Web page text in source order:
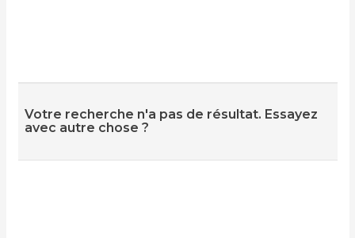
Votre recherche n'a pas de résultat. Essayez
avec autre chose ?